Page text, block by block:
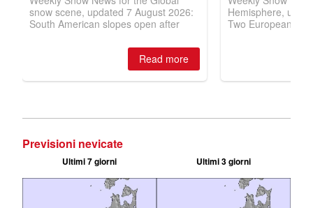
Previsioni nevicate
Ultimi 7 giorni Ultimi 3 giorni